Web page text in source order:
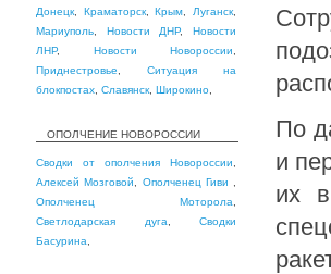
Донецк Краматорск,Крым Луганск
Мариуполь
Новости ДНР,Новости
ЛНР, Новости Новороссии
Приднестровье
Ситуация на
блокпостах Славянск Широкино
ОПОЛЧЕНИЕ НОВОРОССИИ
Сводки от ополчения Новороссии
Алексей Мозговой
Ополченец Гиви
Ополченец Моторола
Светлодарская дуга
Сводки
Басурина
По
и
их